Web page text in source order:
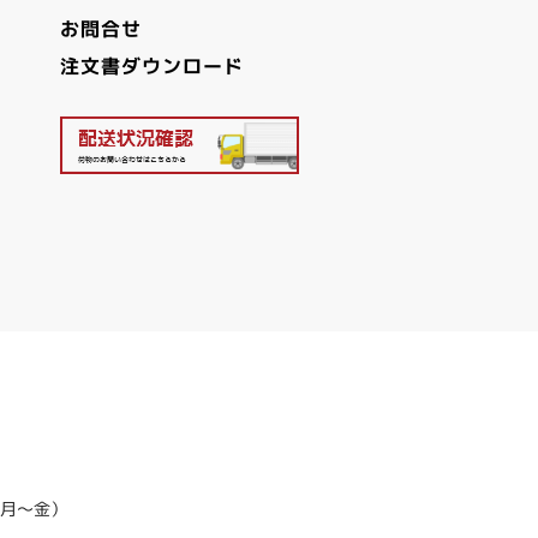
お問合せ
注文書ダウンロード
～金）